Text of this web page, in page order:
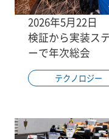
2026年5月22日
検証から実装ス
ーで年次総会
テクノロジー